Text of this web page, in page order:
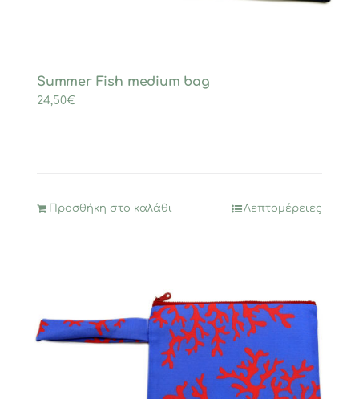
Summer Fish medium bag
24,50€
Προσθήκη στο καλάθι Λεπτομέρειες